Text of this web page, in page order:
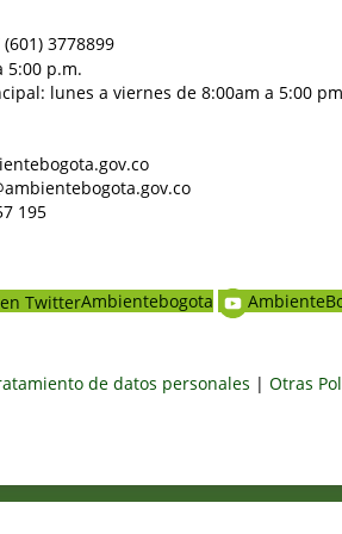
3778899
5:00 p.m.
lunes a viernes de 8:00am a 5:00
195
Ambientebogota
de datos personales | Otras